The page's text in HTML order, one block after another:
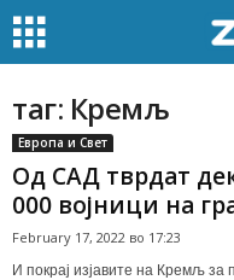
таг: Кремљ
Европа и Свет
Од САД тврдат
000 војници на
February 17, 2022 во 17:23
И покрај изјавите на Кремљ за